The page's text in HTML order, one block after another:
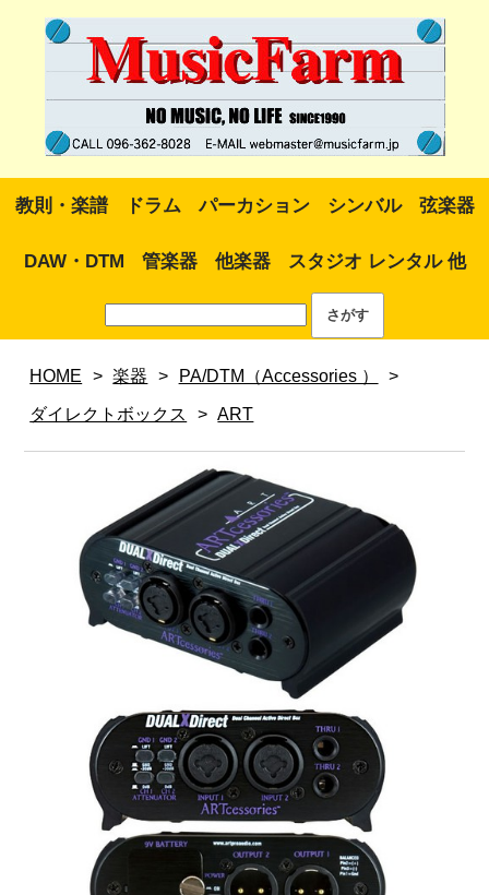
教則・楽譜 ドラム パーカション シンバル 弦楽器
DAW・DTM 管楽器 他楽器 スタジオ レンタル 他
HOME > 楽器 > PA/DTM（Accessories ） >
ダイレクトボックス > ART